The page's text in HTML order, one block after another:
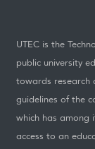
UTEC is the
public university
towards research
guidelines of the
which has among
access to an